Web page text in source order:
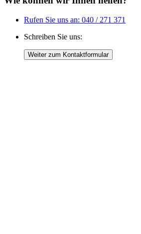
Rufen Sie uns an: 040 / 271 371
Schreiben Sie uns: